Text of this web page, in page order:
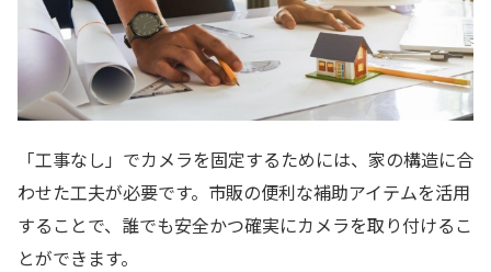
「工事なし」でカメラを固定するためには、家の構造に合
わせた工夫が必要です。市販の便利な補助アイテムを活用
することで、誰でも安全かつ確実にカメラを取り付けるこ
とができます。